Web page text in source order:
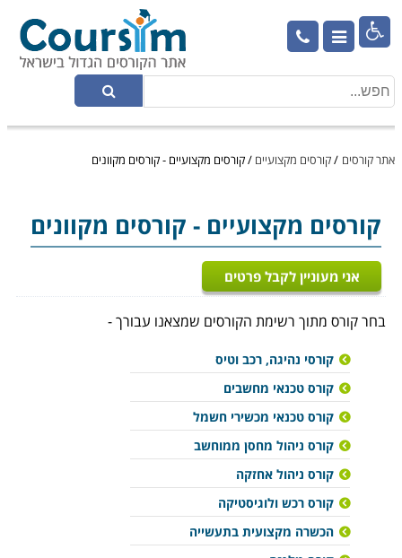

אתר קורסים /קורסים מקצועיים /קורסים מקצועיים - קורסים מקוונים
קורסים מקצועיים - קורסים מקוונים
אני מעוניין לקבל פרטים
בחר קורס מתוך רשימת הקורסים שמצאנו עבורך -
קורסי נהיגה, רכב וטיס
קורס טכנאי מחשבים
קורס טכנאי מכשירי חשמל
קורס ניהול מחסן ממוחשב
קורס ניהול אחזקה
קורס רכש ולוגיסטיקה
הכשרה מקצועית בתעשייה